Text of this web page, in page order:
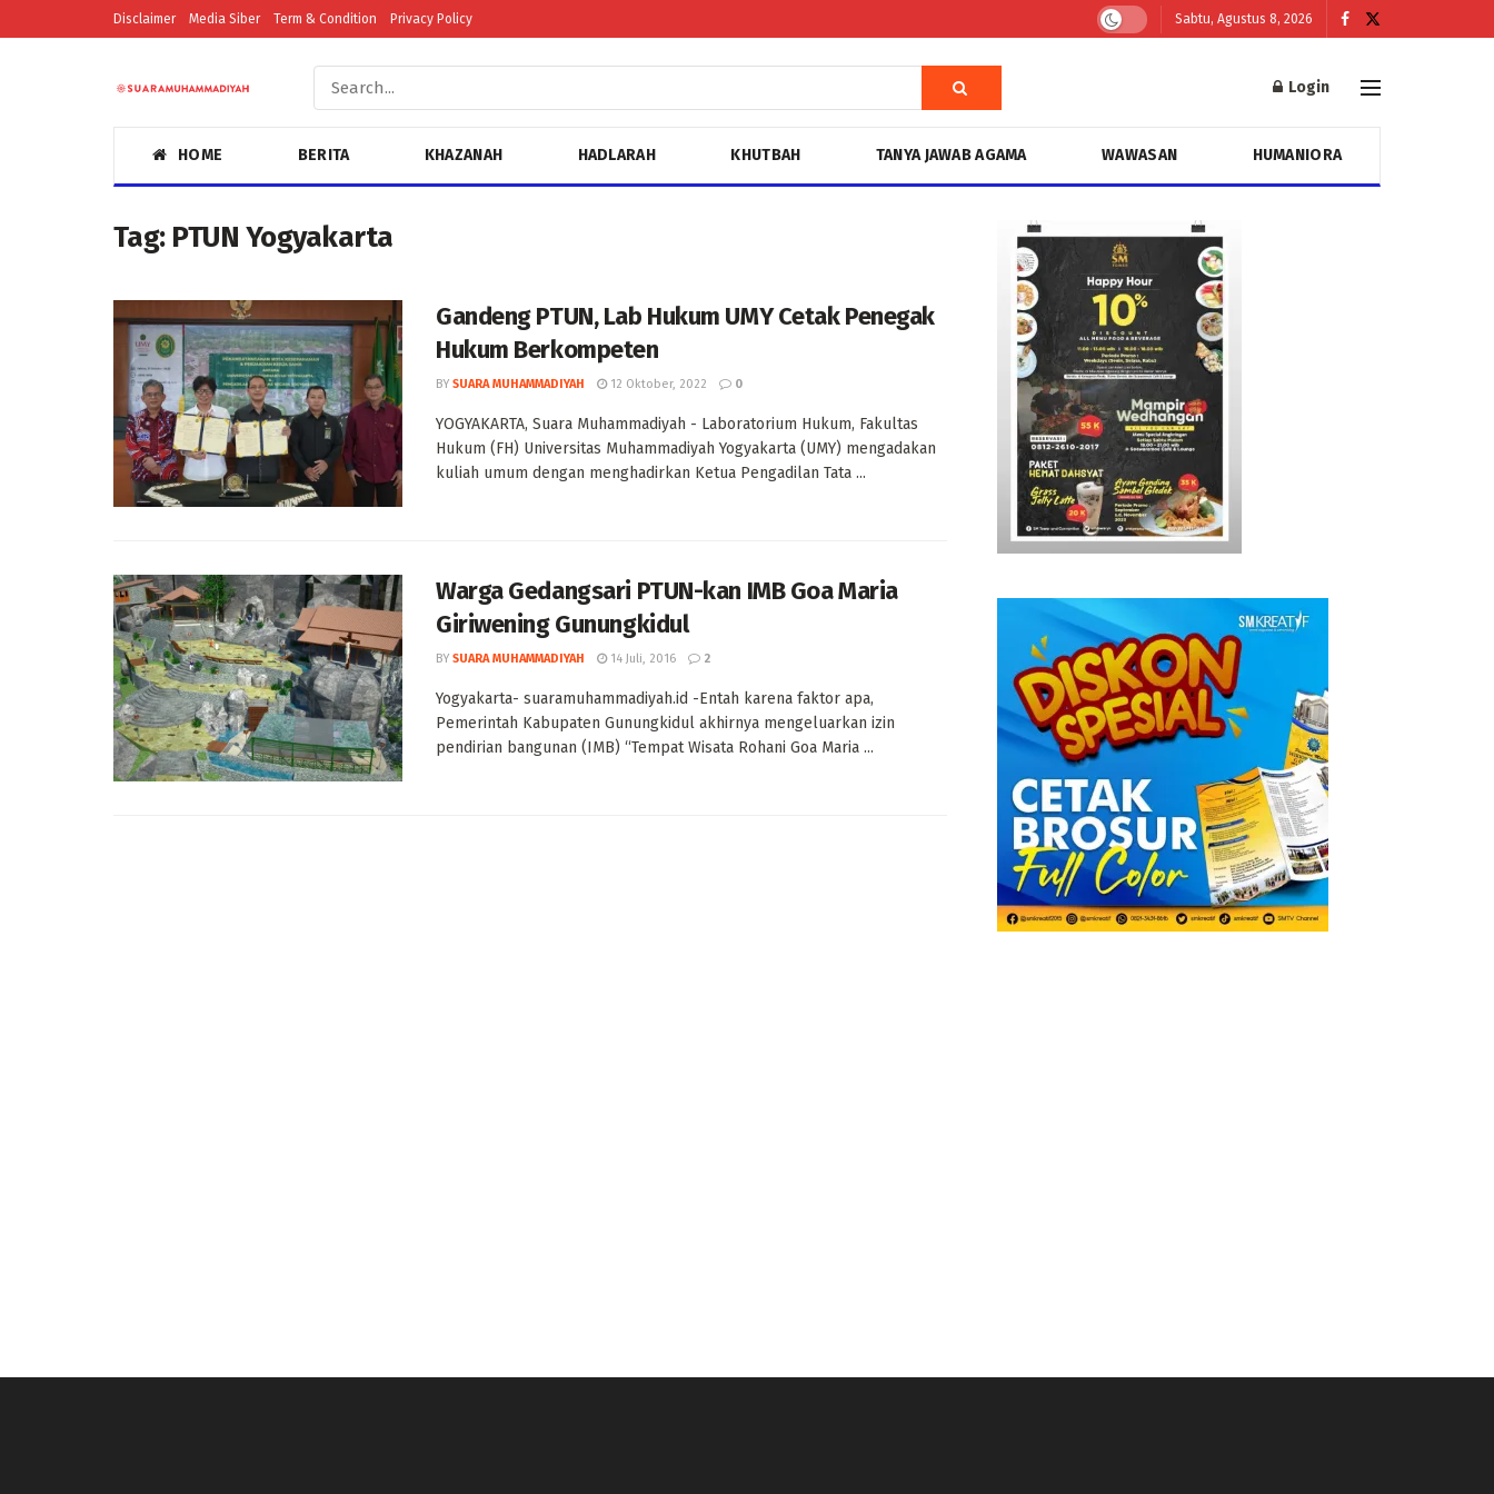
Disclaimer Media Siber Term & Condition Privacy Policy Sabtu, Agustus 8, 2026
Login
HOME BERITA KHAZANAH HADLARAH KHUTBAH TANYA JAWAB AGAMA WAWASAN HUMANIORA
Tag: PTUN Yogyakarta
Gandeng PTUN, Lab Hukum UMY Cetak Penegak
Hukum Berkompeten
BY SUARA MUHAMMADIYAH 12 Oktober, 2022 0
YOGYAKARTA, Suara Muhammadiyah - Laboratorium Hukum, Fakultas
Hukum (FH) Universitas Muhammadiyah Yogyakarta (UMY) mengadakan
kuliah umum dengan menghadirkan Ketua Pengadilan Tata ...
Warga Gedangsari PTUN-kan IMB Goa Maria
Giriwening Gunungkidul
BY SUARA MUHAMMADIYAH 14 Juli, 2016 2
Yogyakarta- suaramuhammadiyah.id -Entah karena faktor apa,
Pemerintah Kabupaten Gunungkidul akhirnya mengeluarkan izin
pendirian bangunan (IMB) “Tempat Wisata Rohani Goa Maria ...